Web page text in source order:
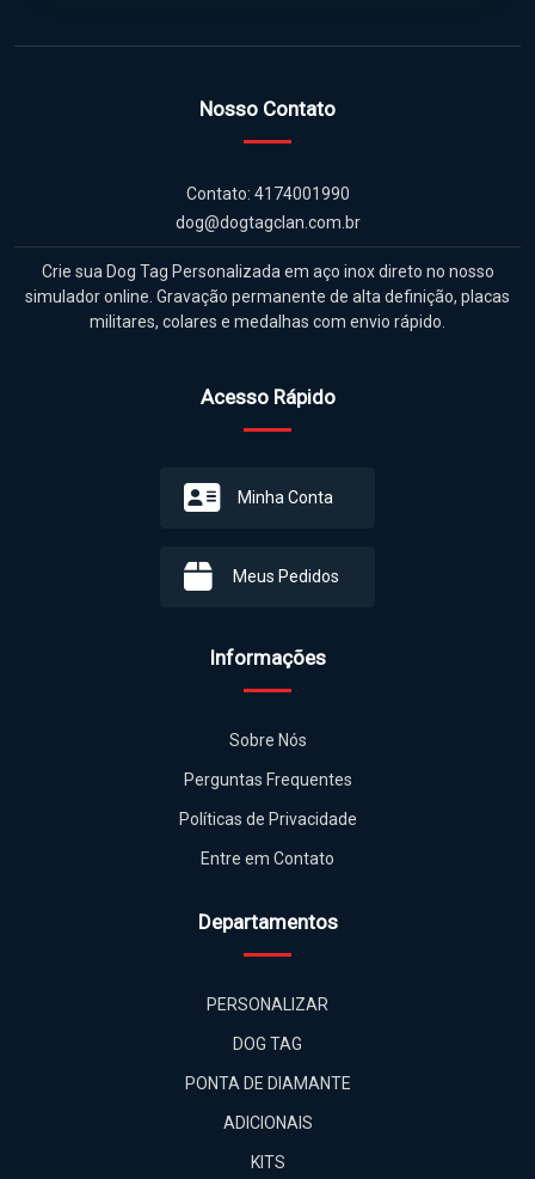
Nosso Contato
Contato: 4174001990
dog@dogtagclan.com.br
Crie sua Dog Tag Personalizada em aço inox direto no nosso
simulador online. Gravação permanente de alta definição, placas
militares, colares e medalhas com envio rápido.
Acesso Rápido
Minha Conta
Meus Pedidos
Informações
Sobre Nós
Perguntas Frequentes
Políticas de Privacidade
Entre em Contato
Departamentos
PERSONALIZAR
DOG TAG
PONTA DE DIAMANTE
ADICIONAIS
KITS